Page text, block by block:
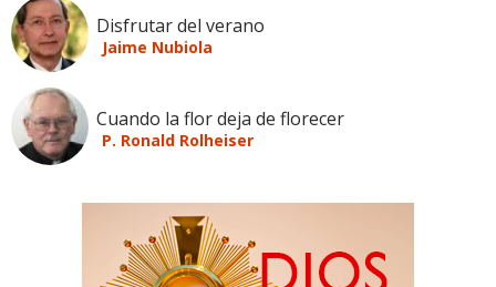
Disfrutar del verano
Jaime Nubiola
Cuando la flor deja de florecer
P. Ronald Rolheiser